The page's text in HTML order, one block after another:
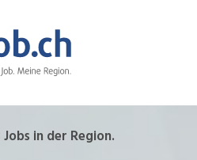
in der Region.